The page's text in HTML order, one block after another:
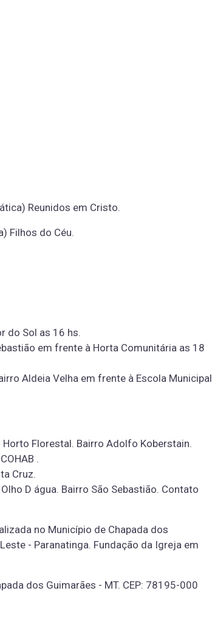
Reunidos em Cristo.
Filhos do Céu.
do Sol as 16 hs.
em frente à Horta Comunitária as 18
Aldeia Velha em frente à Escola Municipal
Florestal. Bairro Adolfo Koberstain.
.
Cruz.
D água. Bairro São Sebastião. Contato
no Município de Chapada dos
- Paranatinga. Fundação da Igreja em
dos Guimarães - MT. CEP: 78195-000